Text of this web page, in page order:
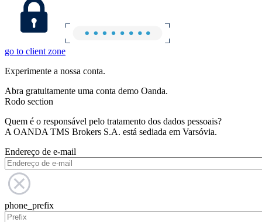
go to client zone
Experimente a nossa conta.
Abra gratuitamente uma conta demo Oanda.
Rodo section
Quem é o responsável pelo tratamento dos dados pessoais?
A OANDA TMS Brokers S.A. está sediada em Varsóvia.
Endereço de e-mail
phone_prefix